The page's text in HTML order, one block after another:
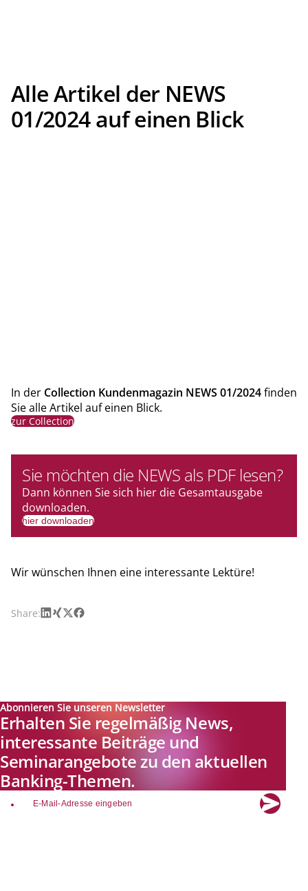
Alle Artikel der NEWS
01/2024 auf einen Blick
In der Collection Kundenmagazin NEWS 01/2024finden
Sie alle Artikel auf einen Blick.
zur Collection
Sie möchten die NEWS als PDF lesen?
Dann können Sie sich hier die Gesamtausgabe
downloaden.
hier downloaden
Wir wünschen Ihnen eine interessante Lektüre!
Share:LinkedIn
Xing
X Facebook
Abonnieren Sie unseren Newsletter
Erhalten Sie regelmäßig News,
interessante Beiträge und
Seminarangebote zu den aktuellen
Banking-Themen.
email